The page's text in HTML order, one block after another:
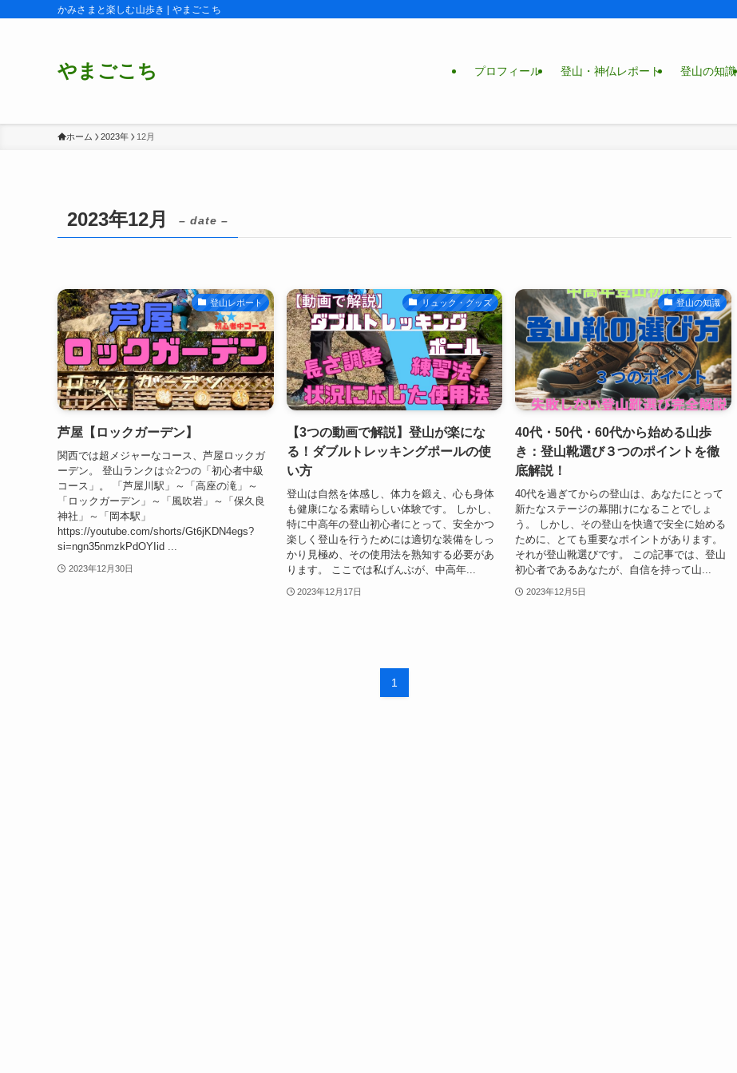
かみさまと楽しむ山歩き | やまごこち
やまごこち プロフィール 登山・神仏レポート 登山の知識
ホーム 2023年 12月
2023年12月 – date –
登山レポート
芦屋【ロックガーデン】
関西では超メジャーなコース、芦屋ロックガ
ーデン。 登山ランクは☆2つの「初心者中級
コース」。 「芦屋川駅」～「高座の滝」～
「ロックガーデン」～「風吹岩」～「保久良
神社」～「岡本駅」
https://youtube.com/shorts/Gt6jKDN4egs?
si=ngn35nmzkPdOYIid ...
2023年12月30日
リュック・グッズ
【3つの動画で解説】登山が楽にな
る！ダブルトレッキングポールの使
い方
登山は自然を体感し、体力を鍛え、心も身体
も健康になる素晴らしい体験です。 しかし、
特に中高年の登山初心者にとって、安全かつ
楽しく登山を行うためには適切な装備をしっ
かり見極め、その使用法を熟知する必要があ
ります。 ここでは私げんぶが、中高年...
2023年12月17日
登山の知識
40代・50代・60代から始める山歩
き：登山靴選び３つのポイントを徹
底解説！
40代を過ぎてからの登山は、あなたにとって
新たなステージの幕開けになることでしょ
う。 しかし、その登山を快適で安全に始める
ために、とても重要なポイントがあります。
それが登山靴選びです。 この記事では、登山
初心者であるあなたが、自信を持って山...
2023年12月5日
1